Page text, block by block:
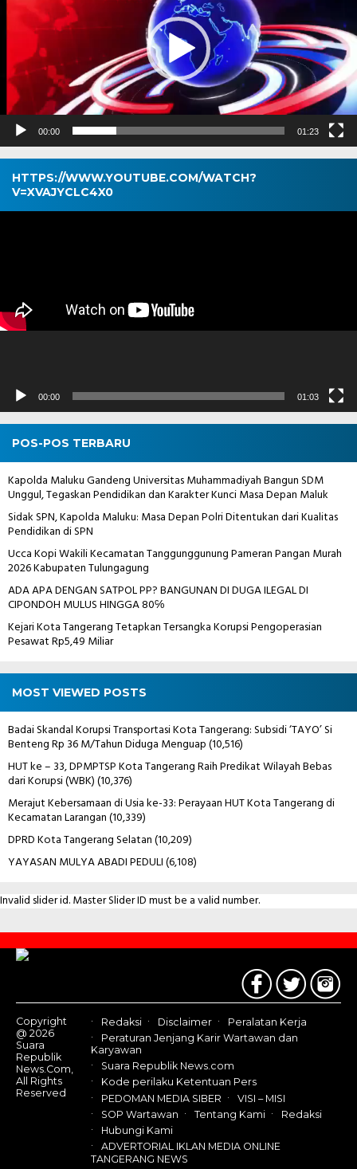
00:00 01:23
HTTPS://WWW.YOUTUBE.COM/WATCH?
V=XVAJYCLC4X0
Pemutar
00:00 01:03
POS-POS TERBARU
Kapolda Maluku Gandeng Universitas Muhammadiyah Bangun SDM
Unggul, Tegaskan Pendidikan dan Karakter Kunci Masa Depan Maluk
Sidak SPN, Kapolda Maluku: Masa Depan Polri Ditentukan dari Kualitas
Pendidikan di SPN
Ucca Kopi Wakili Kecamatan Tanggunggunung Pameran Pangan Murah
2026 Kabupaten Tulungagung
ADA APA DENGAN SATPOL PP? BANGUNAN DI DUGA ILEGAL DI
CIPONDOH MULUS HINGGA 80℅
Kejari Kota Tangerang Tetapkan Tersangka Korupsi Pengoperasian
Pesawat Rp5,49 Miliar
MOST VIEWED POSTS
Badai Skandal Korupsi Transportasi Kota Tangerang: Subsidi ‘TAYO’ Si
Benteng Rp 36 M/Tahun Diduga Menguap(10,516)
HUT ke – 33, DPMPTSP Kota Tangerang Raih Predikat Wilayah Bebas
dari Korupsi (WBK)(10,376)
Merajut Kebersamaan di Usia ke-33: Perayaan HUT Kota Tangerang di
Kecamatan Larangan(10,339)
DPRD Kota Tangerang Selatan(10,209)
YAYASAN MULYA ABADI PEDULI(6,108)
Invalid slider id. Master Slider ID must be a valid number.
Contact
Us
Copyright
@ 2026
Suara
Republik
News.Com,
All Rights
Reserved
Redaksi Disclaimer
Peralatan Kerja
Peraturan Jenjang Karir Wartawan dan
Karyawan
Suara Republik News.com
Kode perilaku Ketentuan Pers
PEDOMAN MEDIA SIBER
VISI – MISI
SOP Wartawan
Tentang Kami
Redaksi
Hubungi Kami
ADVERTORIAL IKLAN MEDIA ONLINE
TANGERANG NEWS